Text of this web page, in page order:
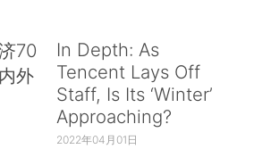
70
外
In Depth: As
Tencent Lays Off
Staff, Is Its ‘Winter’
Approaching?
2022年04月01日